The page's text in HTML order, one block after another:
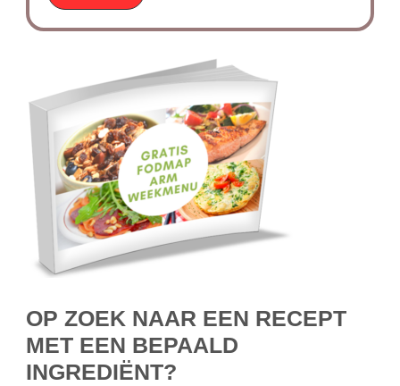
OP ZOEK NAAR EEN RECEPT
MET EEN BEPAALD
INGREDIËNT?